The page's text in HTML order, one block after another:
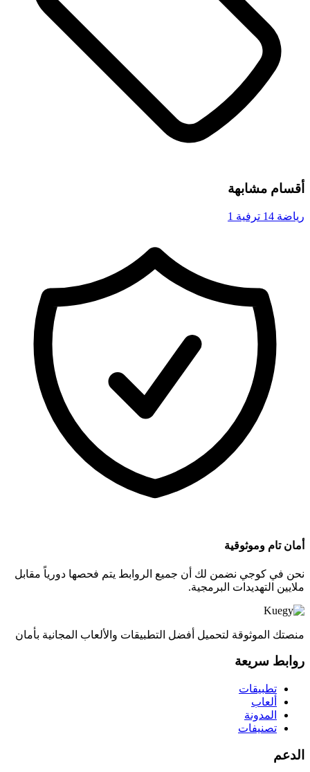
أقسام مشابهة
رياضة 14 ترفية 1
أمان تام وموثوقية
نحن في كوجي نضمن لك أن جميع الروابط يتم فحصها دورياً مقابل
ملايين التهديدات البرمجية.
منصتك الموثوقة لتحميل أفضل التطبيقات والألعاب المجانية بأمان
روابط سريعة
تطبيقات
ألعاب
المدونة
تصنيفات
الدعم